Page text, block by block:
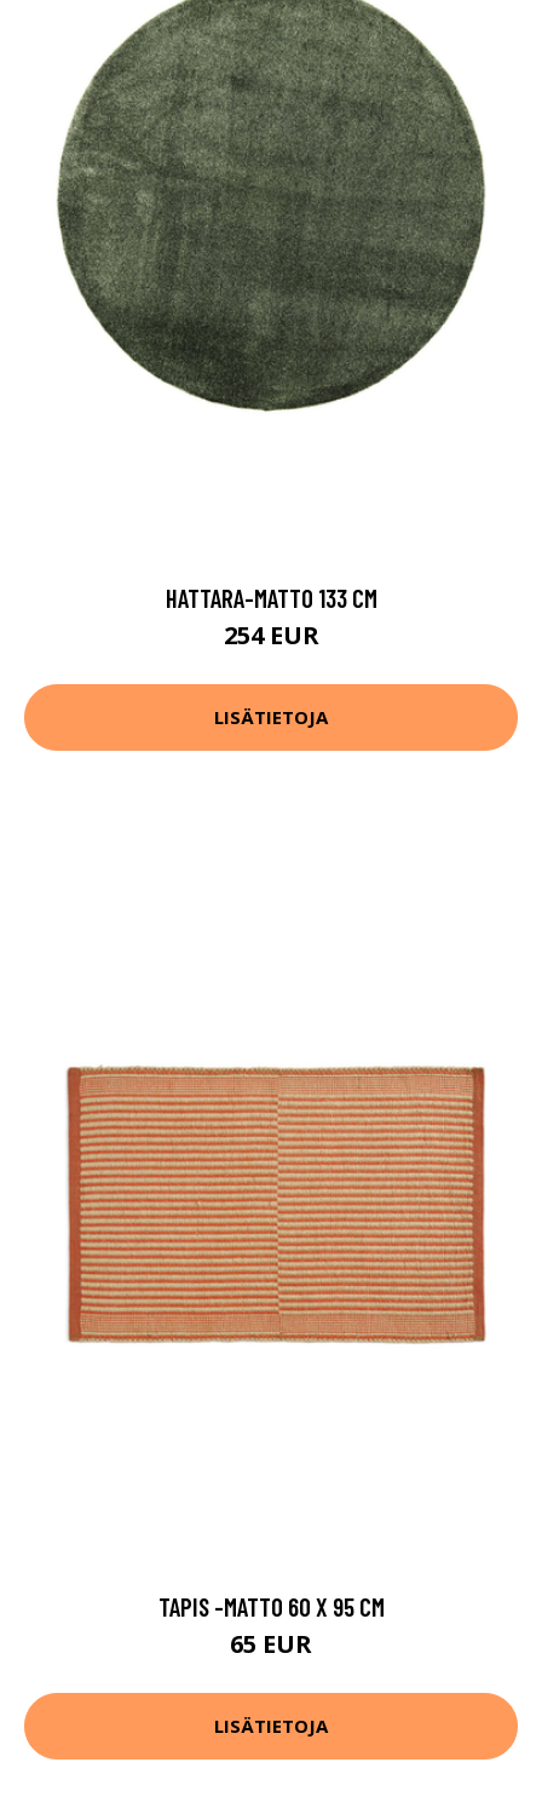
HATTARA-MATTO 133 CM
254 EUR
LISÄTIETOJA
TAPIS -MATTO 60 X 95 CM
65 EUR
LISÄTIETOJA